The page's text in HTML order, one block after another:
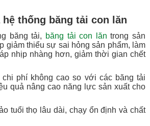
thống băng tải con lăn
băng tải, băng tải con lăn trong sản
giảm thiểu sự sai hỏng sản phẩm, làm
nhịp nhàng hơn, giảm thời gian chết
phí không cao so với các băng tải
quả nâng cao năng lực sản xuất cho
tuổi thọ lâu dài, chạy ổn định và chất